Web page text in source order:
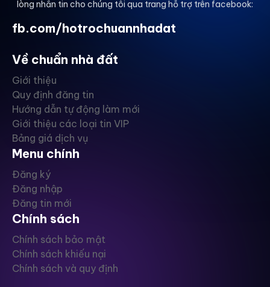
lòng nhắn tin cho chúng tôi qua trang hỗ trợ trên facebook:
fb.com/hotrochuannhadat
Về chuẩn nhà đất
Giới thiệu
Quy định đăng tin
Hướng dẫn tự động làm mới
Giới thiệu các loại tin VIP
Bảng giá dịch vụ
Menu chính
Đăng ký
Đăng nhập
Đăng tin mới
Chính sách
Chính sách bảo mật
Chính sách khiếu nại
Chính sách và quy định